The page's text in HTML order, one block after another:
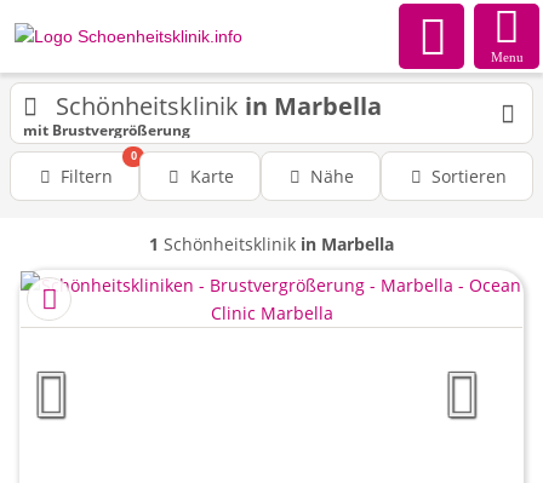
Menu
Schönheitsklinik in Marbella
mit Brustvergrößerung
Filtern
0
Karte Nähe Sortieren
1 Schönheitsklinik in Marbella